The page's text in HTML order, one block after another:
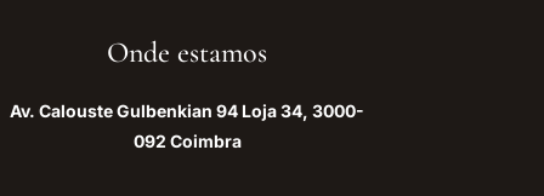
Onde estamos
Av. Calouste Gulbenkian 94 Loja 34, 3000-
092 Coimbra